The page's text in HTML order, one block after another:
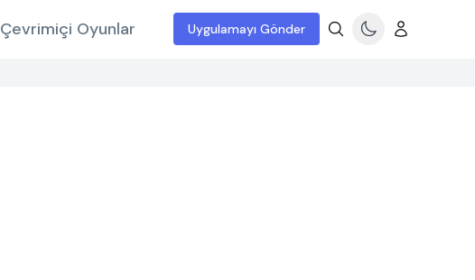
Çevrimiçi Oyunlar Uygulamayı Gönder